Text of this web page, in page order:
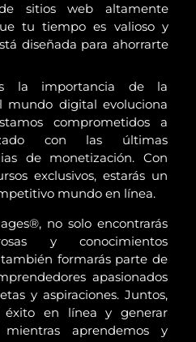
sitios web altamente
tu tiempo es valioso y
diseñada para ahorrarte
la importancia de la
mundo digital evoluciona
comprometidos a
con las últimas
de monetización. Con
exclusivos, estarás un
mundo en línea.
no solo encontrarás
y conocimientos
formarás parte de
apasionados
y aspiraciones. Juntos,
éxito en línea y generar
mientras aprendemos y